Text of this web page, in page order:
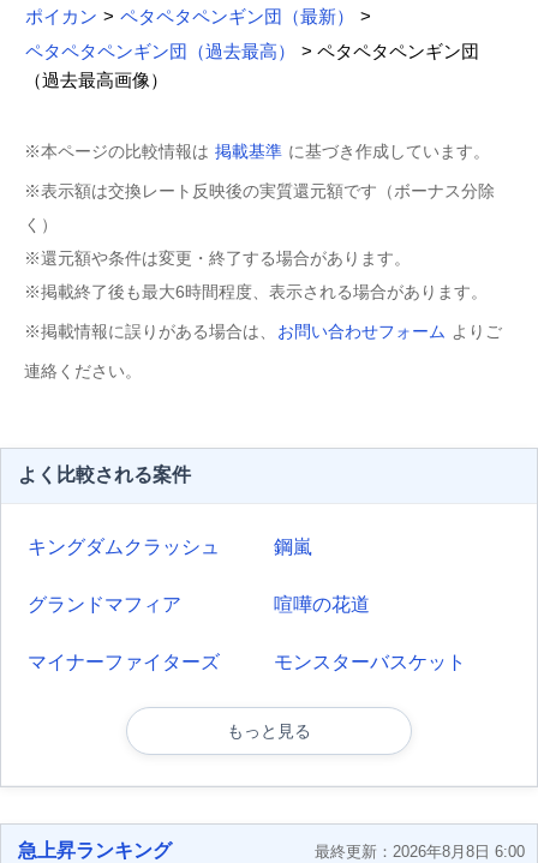
ポイカン > ペタペタペンギン団（最新）
>
ペタペタペンギン団（過去最高）
> ペタペタペンギン団
（過去最高画像）
※本ページの比較情報は 掲載基準 に基づき作成しています。
※表示額は交換レート反映後の実質還元額です（ボーナス分除
く）
※還元額や条件は変更・終了する場合があります。
※掲載終了後も最大6時間程度、表示される場合があります。
※掲載情報に誤りがある場合は、 お問い合わせフォーム よりご
連絡ください。
よく比較される案件
キングダムクラッシュ 鋼嵐
グランドマフィア 喧嘩の花道
マイナーファイターズ モンスターバスケット
もっと見る
急上昇ランキング 最終更新：2026年8月8日 6:00